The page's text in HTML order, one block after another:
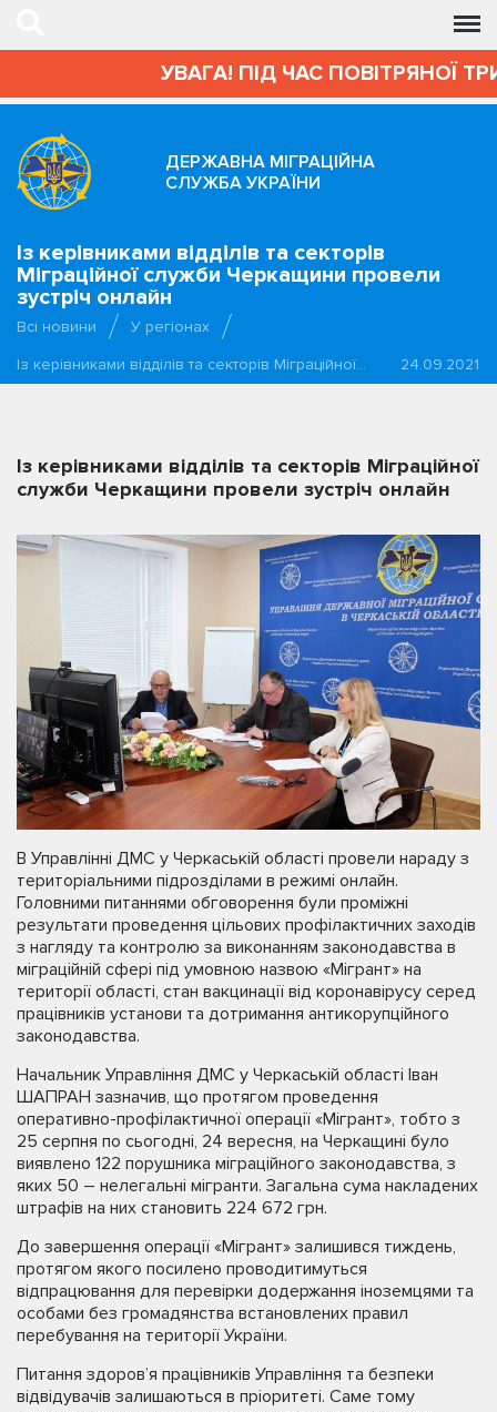
УВАГА! ПІД ЧАС ПОВІТРЯНОЇ
ДЕРЖАВНА МІГРАЦІЙНА
СЛУЖБА УКРАЇНИ
Із керівниками відділів та секторів
Міграційної служби Черкащини провели
зустріч онлайн
Всі новини
У регіонах
Із керівниками відділів та секторів Міграційної…
24.09.2021
Із керівниками відділів та секторів Міграційної
служби Черкащини провели зустріч онлайн
В Управлінні ДМС у Черкаській області провели нараду з
територіальними підрозділами в режимі онлайн.
Головними питаннями обговорення були проміжні
результати проведення цільових профілактичних заходів
з нагляду та контролю за виконанням законодавства в
міграційній сфері під умовною назвою «Мігрант» на
території області, стан вакцинації від коронавірусу серед
працівників установи та дотримання антикорупційного
законодавства.
Начальник Управління ДМС у Черкаській області Іван
ШАПРАН зазначив, що протягом проведення
оперативно-профілактичної операції «Мігрант», тобто з
25 серпня по сьогодні, 24 вересня, на Черкащині було
виявлено 122 порушника міграційного законодавства, з
яких 50 – нелегальні мігранти. Загальна сума накладених
штрафів на них становить 224 672 грн.
До завершення операції «Мігрант» залишився тиждень,
протягом якого посилено проводитимуться
відпрацювання для перевірки додержання іноземцями та
особами без громадянства встановлених правил
перебування на території України.
Питання здоров’я працівників Управління та безпеки
відвідувачів залишаються в пріоритеті. Саме тому